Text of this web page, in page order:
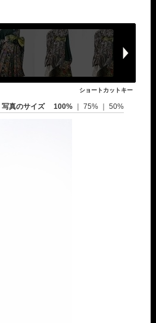
ショートカットキー
写真のサイズ 100% 75% 50%